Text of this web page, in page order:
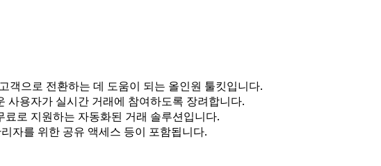
으로 전환하는 데 도움이 되는 올인원 툴킷입니다.
용자가 실시간 거래에 참여하도록 장려합니다.
로 지원하는 자동화된 거래 솔루션입니다.
자를 위한 공유 액세스 등이 포함됩니다.